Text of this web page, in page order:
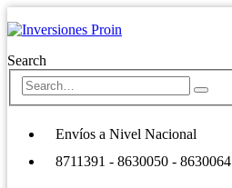
Search
Envíos a Nivel Nacional
8711391 - 8630050 - 8630064